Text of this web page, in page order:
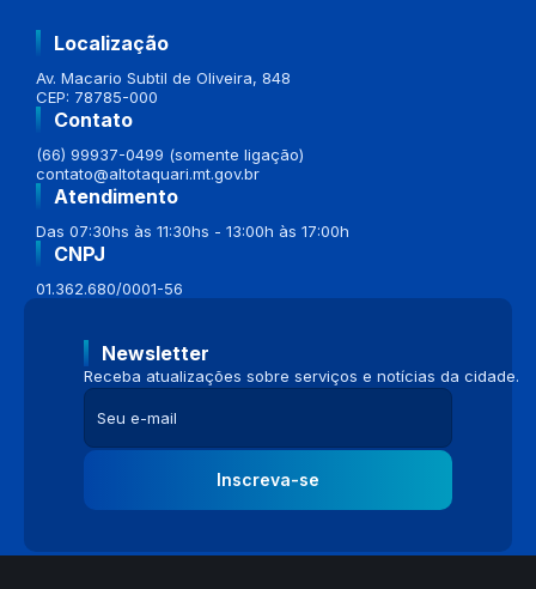
Localização
Av. Macario Subtil de Oliveira, 848
CEP: 78785-000
Contato
(66) 99937-0499 (somente ligação)
contato@altotaquari.mt.gov.br
Atendimento
Das 07:30hs às 11:30hs - 13:00h às 17:00h
CNPJ
01.362.680/0001-56
Newsletter
Receba atualizações sobre serviços e notícias da cidade.
Inscreva-se